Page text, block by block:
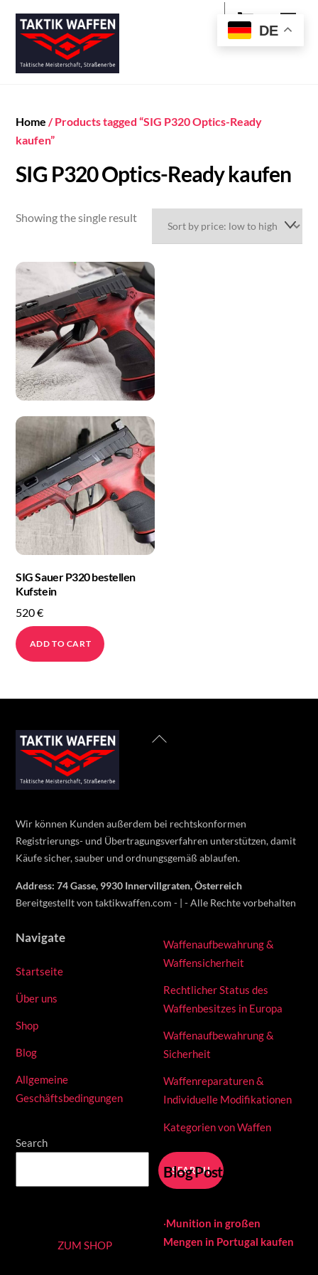
content
Cart
Home / Products tagged “SIG P320 Optics-Ready
kaufen”
SIG P320 Optics-Ready kaufen
Showing the single result
SIG Sauer P320 bestellen
Kufstein
520€
ADD TO CART
Back
Wir können Kunden außerdem bei rechtskonformen
Registrierungs- und Übertragungsverfahren unterstützen, damit
Käufe sicher, sauber und ordnungsgemäß ablaufen.
Address: 74 Gasse, 9930 Innervillgraten, Österreich
Bereitgestellt von taktikwaffen.com - | - Alle Rechte vorbehalten
Navigate
Startseite
Über uns
Shop
Blog
Allgemeine
Geschäftsbedingungen
Search
SEARCH
Waffenaufbewahrung &
Waffensicherheit
Rechtlicher Status des
Waffenbesitzes in Europa
Waffenaufbewahrung &
Sicherheit
Waffenreparaturen &
Individuelle Modifikationen
Kategorien von Waffen
Blog Posts
ZUM SHOP
·Munition in großen
Mengen in Portugal kaufen
DE